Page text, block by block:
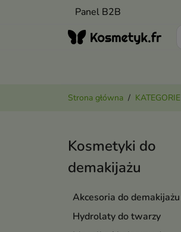
Panel B2B
Strona główna KATEGORIE
Kosmetyki do
demakijażu
Akcesoria do demakijażu
Hydrolaty do twarzy